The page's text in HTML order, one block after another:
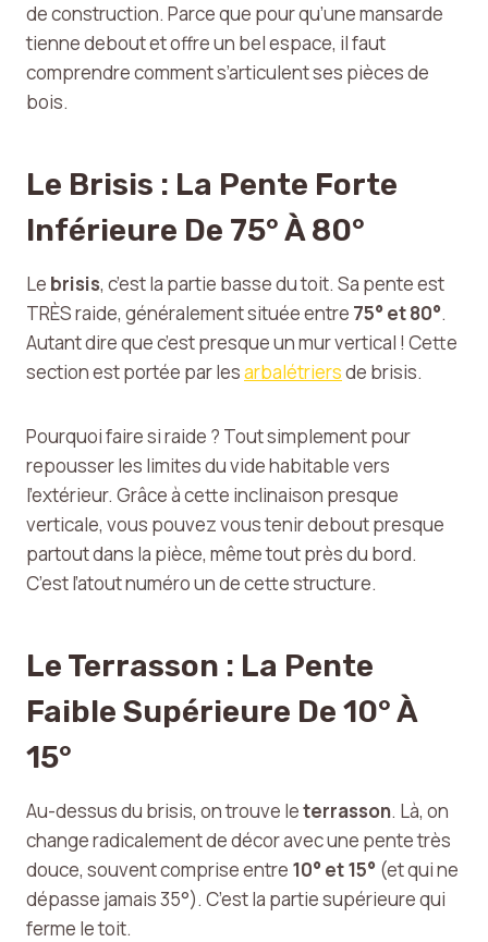
de construction. Parce que pour qu’une mansarde
tienne debout et offre un bel espace, il faut
comprendre comment s’articulent ses pièces de
bois.
Le Brisis : La Pente Forte
Inférieure De 75° À 80°
Le brisis, c’est la partie basse du toit. Sa pente est
TRÈS raide, généralement située entre 75° et 80°.
Autant dire que c’est presque un mur vertical ! Cette
section est portée par lesarbalétriersde brisis.
Pourquoi faire si raide ? Tout simplement pour
repousser les limites du vide habitable vers
l’extérieur. Grâce à cette inclinaison presque
verticale, vous pouvez vous tenir debout presque
partout dans la pièce, même tout près du bord.
C’est l’atout numéro un de cette structure.
Le Terrasson : La Pente
Faible Supérieure De 10° À
15°
Au-dessus du brisis, on trouve leterrasson. Là, on
change radicalement de décor avec une pente très
douce, souvent comprise entre 10° et 15° (et qui ne
dépasse jamais 35°). C’est la partie supérieure qui
ferme le toit.